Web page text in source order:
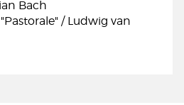
Bach
/ Ludwig van